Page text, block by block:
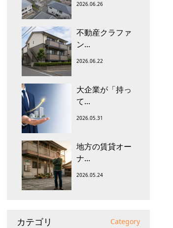
2026.06.26
不動産クラファ
ン...
2026.06.22
大企業が「持っ
て...
2026.05.31
地方の賃貸オー
ナ...
2026.05.24
カテゴリ Category